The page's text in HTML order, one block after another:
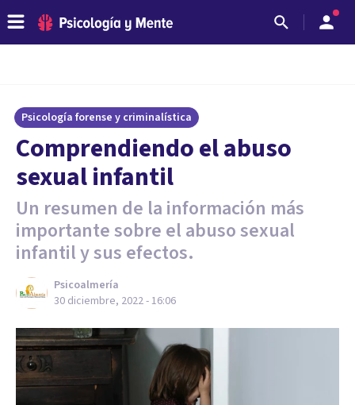
Psicología forense y criminalística
Comprendiendo el abuso
sexual infantil
Un resumen de la información más
importante sobre el abuso sexual
infantil y sus efectos.
Psicoalmería
30 diciembre, 2022 - 16:06